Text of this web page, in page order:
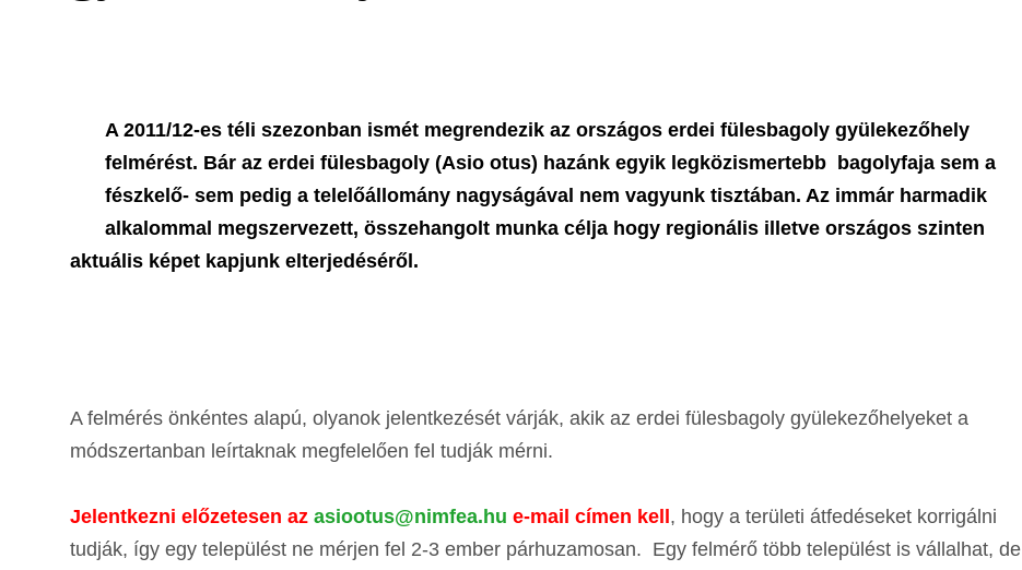
A 2011/12-es téli szezonban ismét megrendezik az országos erdei fülesbagoly gyülekezőhely
felmérést. Bár az erdei fülesbagoly (Asio otus) hazánk egyik legközismertebb bagolyfaja sem a
fészkelő- sem pedig a telelőállomány nagyságával nem vagyunk tisztában. Az immár harmadik
alkalommal megszervezett, összehangolt munka célja hogy regionális illetve országos szinten
aktuális képet kapjunk elterjedéséről.
A felmérés önkéntes alapú, olyanok jelentkezését várják, akik az erdei fülesbagoly gyülekezőhelyeket a
módszertanban leírtaknak megfelelően fel tudják mérni.
Jelentkezni előzetesen az asiootus@nimfea.hu e-mail címen kell , hogy a területi átfedéseket korrigálni
tudják, így egy települést ne mérjen fel 2-3 ember párhuzamosan. Egy felmérő több települést is vállalhat, de